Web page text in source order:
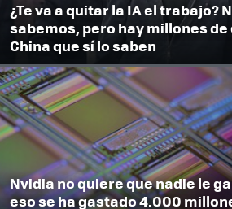
¿Te va a quitar la IA el trabajo?
sabemos, pero hay millones
China que sí lo saben
Nvidia no quiere que nadie le
eso se ha gastado 4.000